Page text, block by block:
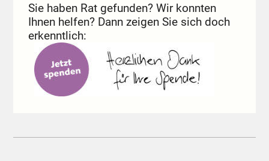
Sie haben Rat gefunden? Wir konnten
Ihnen helfen? Dann zeigen Sie sich doch
erkenntlich: